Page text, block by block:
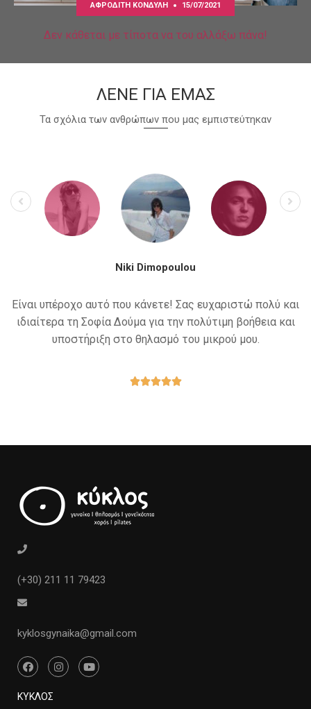
ΑΦΡΟΔΊΤΗ ΚΟΝΔΎΛΗ 15/07/2021
Δεν κάθεται με τίποτα να του αλλάξω πάνα!
ΛΕΝΕ ΓΙΑ ΕΜΑΣ
Τα σχόλια των ανθρώπων που μας εμπιστεύτηκαν
Niki Dimopoulou
Είναι υπέροχο αυτό που κάνετε! Σας ευχαριστώ πολύ και
ιδιαίτερα τη Σοφία Δούμα για την πολύτιμη βοήθεια και
υποστήριξη στο θηλασμό του μικρού μου.

(+30) 211 11 79423
kyklosgynaika@gmail.com
ΚΥΚΛΟΣ